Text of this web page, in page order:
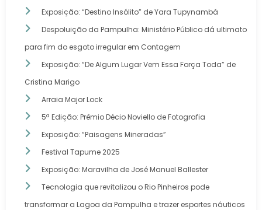
Exposição: “Destino Insólito” de Yara Tupynambá
Despoluição da Pampulha: Ministério Público dá ultimato
para fim do esgoto irregular em Contagem
Exposição: “De Algum Lugar Vem Essa Força Toda” de
Cristina Marigo
Arraia Major Lock
5ª Edição: Prêmio Décio Noviello de Fotografia
Exposição: “Paisagens Mineradas”
Festival Tapume 2025
Exposição: Maravilha de José Manuel Ballester
Tecnologia que revitalizou o Rio Pinheiros pode
transformar a Lagoa da Pampulha e trazer esportes náuticos